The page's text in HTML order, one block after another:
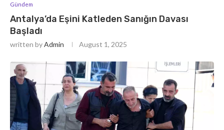
Gündem
Antalya’da Eşini Katleden Sanığın Davası
Başladı
written byAdmin August 1, 2025